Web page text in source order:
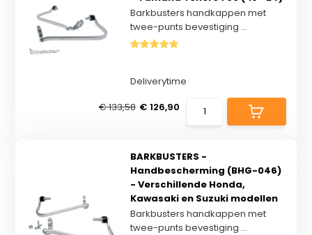
Barkbusters handkappen met
twee-punts bevestiging ...
Deliverytime
€ 133,58 € 126,90
BARKBUSTERS -
Handbescherming (BHG-046)
- Verschillende Honda,
Kawasaki en Suzuki modellen
Barkbusters handkappen met
twee-punts bevestiging ...